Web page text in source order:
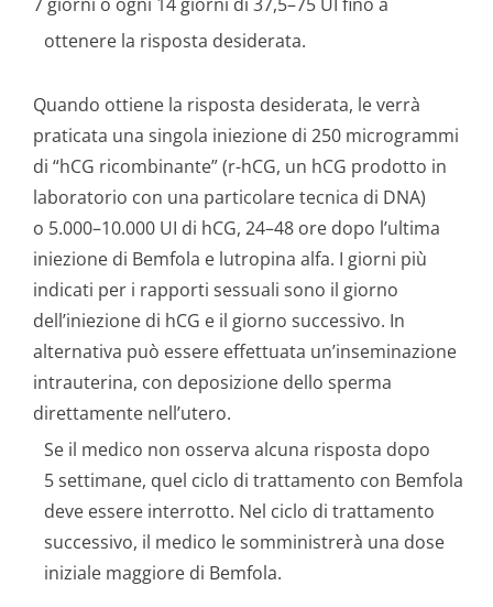
ottenere la risposta desiderata.
Quando ottiene la risposta desiderata, le verrà
praticata una singola iniezione di 250 microgrammi
di “hCG ricombinante” (r-hCG, un hCG prodotto in
laboratorio con una particolare tecnica di DNA)
o 5.000–10.000 UI di hCG, 24–48 ore dopo l’ultima
iniezione di Bemfola e lutropina alfa. I giorni più
indicati per i rapporti sessuali sono il giorno
dell’iniezione di hCG e il giorno successivo. In
alternativa può essere effettuata un’inseminazione
intrauterina, con deposizione dello sperma
direttamente nell’utero.
Se il medico non osserva alcuna risposta dopo
5 settimane, quel ciclo di trattamento con Bemfola
deve essere interrotto. Nel ciclo di trattamento
successivo, il medico le somministrerà una dose
iniziale maggiore di Bemfola.